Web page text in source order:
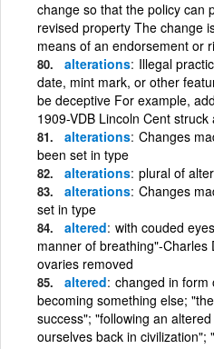
change so that the policy can
revised property The change
means of an endorsement or
alterations Illegal
date, mint mark, or other
be deceptive For example,
1909-VDB Lincoln Cent
alterations Changes
been set in type
alterations plural of
alterations Changes
set in type
altered with couded
manner of breathing"-Charles
ovaries removed
altered changed in form
becoming something else;
success"; "following an
ourselves back in civilization";